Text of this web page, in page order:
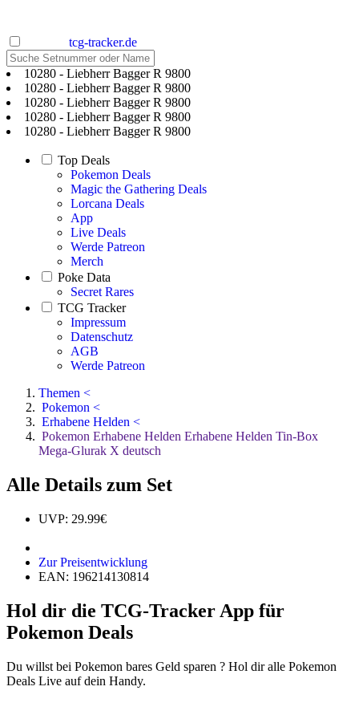
tcg-tracker.de
10280 - Liebherr Bagger R 9800
10280 - Liebherr Bagger R 9800
10280 - Liebherr Bagger R 9800
10280 - Liebherr Bagger R 9800
10280 - Liebherr Bagger R 9800
Top Deals
Pokemon Deals
Magic the Gathering Deals
Lorcana Deals
App
Live Deals
Werde Patreon
Merch
Poke Data
Secret Rares
TCG Tracker
Impressum
Datenschutz
AGB
Werde Patreon
Themen <
Pokemon <
Erhabene Helden <
Pokemon Erhabene Helden Erhabene Helden Tin-Box
Mega-Glurak X deutsch
Alle Details zum Set
UVP: 29.99€
Zur Preisentwicklung
EAN: 196214130814
Hol dir die TCG-Tracker App für
Pokemon Deals
Du willst bei Pokemon bares Geld sparen ? Hol dir alle Pokemon
Deals Live auf dein Handy.